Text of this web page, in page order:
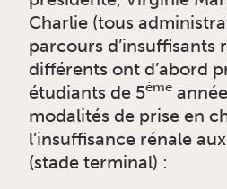
Charlie (tous
parcours d’insuffisants
différents ont d’abord
étudiants de 5ème
modalités de prise en
l’insuffisance rénale
(stade terminal) :